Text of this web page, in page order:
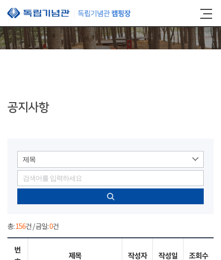
본문 바로가기
공지사항
제목
총:156건 / 금일:0건
번
제목 작성자 작성일 조회수